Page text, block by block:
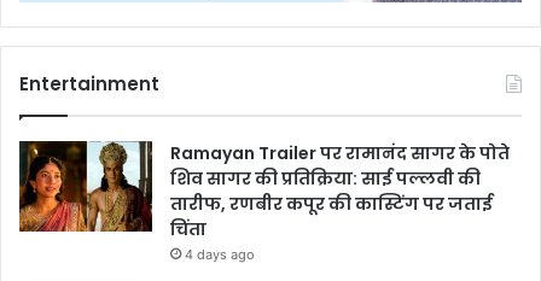
Entertainment
Ramayan Trailer पर रामानंद सागर के पोते
शिव सागर की प्रतिक्रिया: साई पल्लवी की
तारीफ, रणबीर कपूर की कास्टिंग पर जताई
चिंता
4 days ago